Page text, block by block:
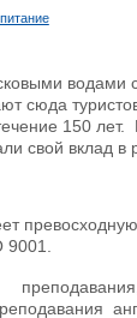
сюда
150
свой вклад в